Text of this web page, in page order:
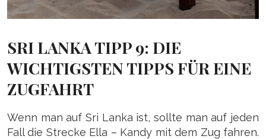
SRI LANKA TIPP 9: DIE
WICHTIGSTEN TIPPS FÜR EINE
ZUGFAHRT
Wenn man auf Sri Lanka ist, sollte man auf jeden
Fall die Strecke Ella – Kandy mit dem Zug fahren.